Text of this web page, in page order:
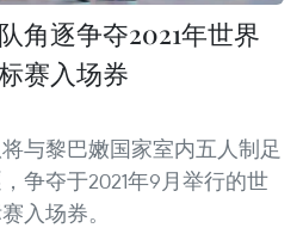
角逐争夺2021年世界
赛入场券
与黎巴嫩国家室内五人制足
争夺于2021年9月举行的世
入场券。